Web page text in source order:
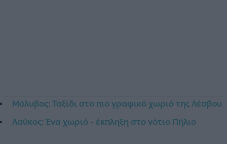
Μόλυβος: Ταξίδι στο πιο γραφικό χωριό της Λέσβου
Λαύκος: Ένα χωριό - έκπληξη στο νότιο Πήλιο